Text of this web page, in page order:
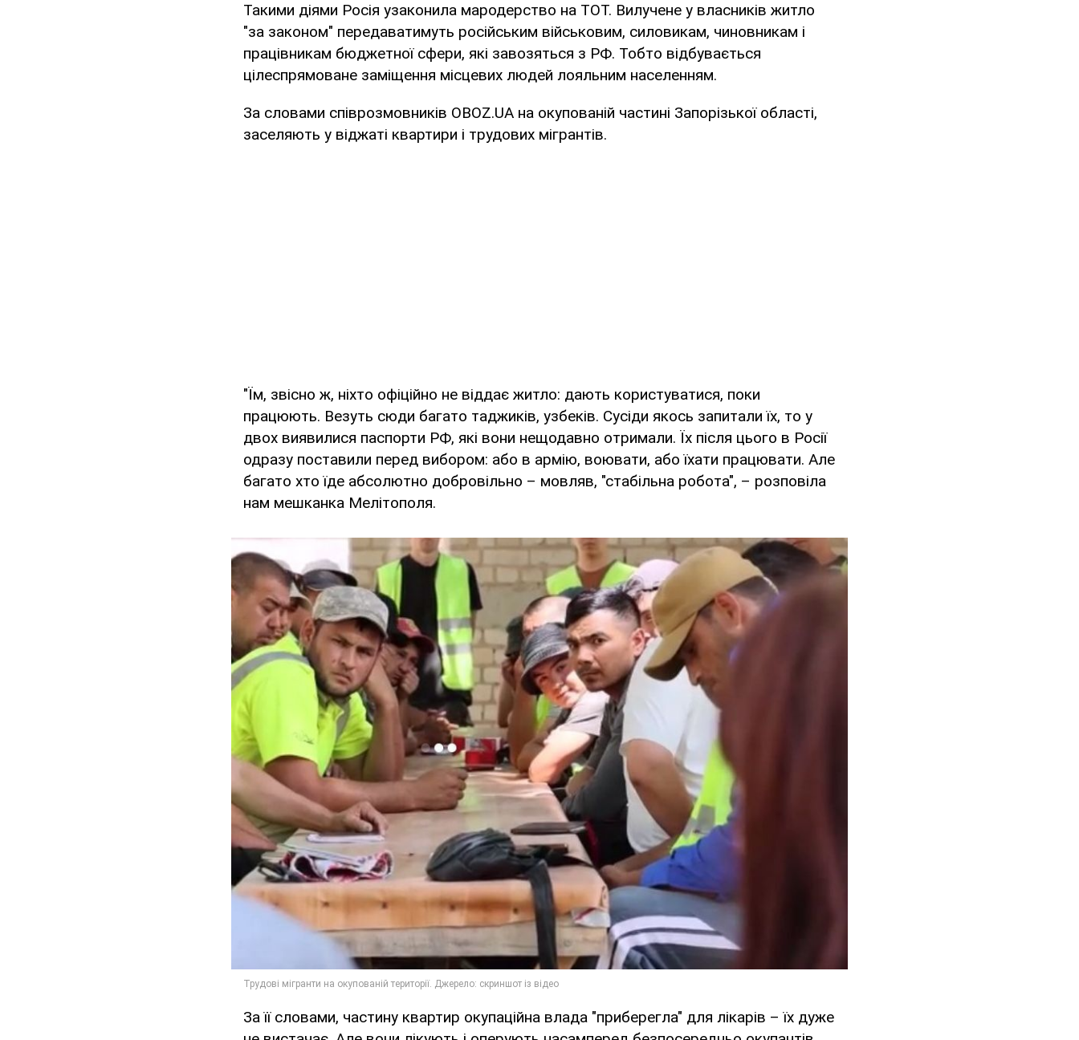
Такими діями Росія узаконила мародерство на ТОТ. Вилучене у власників житло
"за законом" передаватимуть російським військовим, силовикам, чиновникам і
працівникам бюджетної сфери, які завозяться з РФ. Тобто відбувається
цілеспрямоване заміщення місцевих людей лояльним населенням.
За словами співрозмовників OBOZ.UA на окупованій частині Запорізької області,
заселяють у віджаті квартири і трудових мігрантів.
"Їм, звісно ж, ніхто офіційно не віддає житло: дають користуватися, поки
працюють. Везуть сюди багато таджиків, узбеків. Сусіди якось запитали їх, то у
двох виявилися паспорти РФ, які вони нещодавно отримали. Їх після цього в Росії
одразу поставили перед вибором: або в армію, воювати, або їхати працювати. Але
багато хто їде абсолютно добровільно – мовляв, "стабільна робота", – розповіла
нам мешканка Мелітополя.
За її словами, частину квартир окупаційна влада "приберегла" для лікарів – їх дуже